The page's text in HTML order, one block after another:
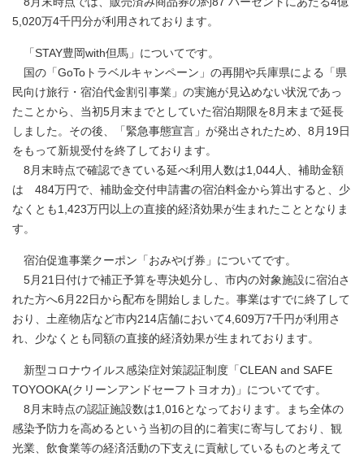
5,020万4千円分が利用されております。
「STAY豊岡with但馬」についてです。
国の「GoToトラベルキャンペーン」の再開や兵庫県による「県
民向け旅行・宿泊代金割引事業」の実施が見込めない状況であっ
たことから、当初5月末までとしていた宿泊期限を8月末まで延長
しました。その後、「緊急事態宣言」が発出されたため、8月19日
をもって新規受付を終了しております。
8月末時点で確認できている延べ利用人数は1,044人、補助金額
は 484万円で、補助金交付申請書の宿泊料金から算出すると、少
なくとも1,423万円以上の直接的経済効果が生まれたこととなりま
す。
宿泊促進事業クーポン「おみやげ券」についてです。
5月21日付けで補正予算を専決処分し、市内の対象施設に宿泊さ
れた方へ6月22日から配布を開始しました。事業はすでに終了して
おり、土産物店など市内214店舗において4,609万7千円が利用さ
れ、少なくとも同額の直接的経済効果が生まれております。
新型コロナウイルス感染症対策認証制度「CLEAN and SAFE
TOYOOKA(クリーンアンドセーフトヨオカ)」についてです。
8月末時点の認証施設数は1,016となっております。まち全体の
感染予防力を高めるという当初の目的に着実に寄与しており、観
光業、飲食業等の経済活動の下支えに貢献しているものと考えて